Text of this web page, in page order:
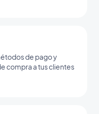
de pago y
compra a tus clientes